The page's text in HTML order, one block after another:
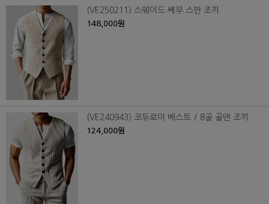
(VE250211) 스웨이드 쎄무 스판 조끼
148,000원
(VE240943) 코듀로이 베스트 / 8골 골덴 조끼
124,000원